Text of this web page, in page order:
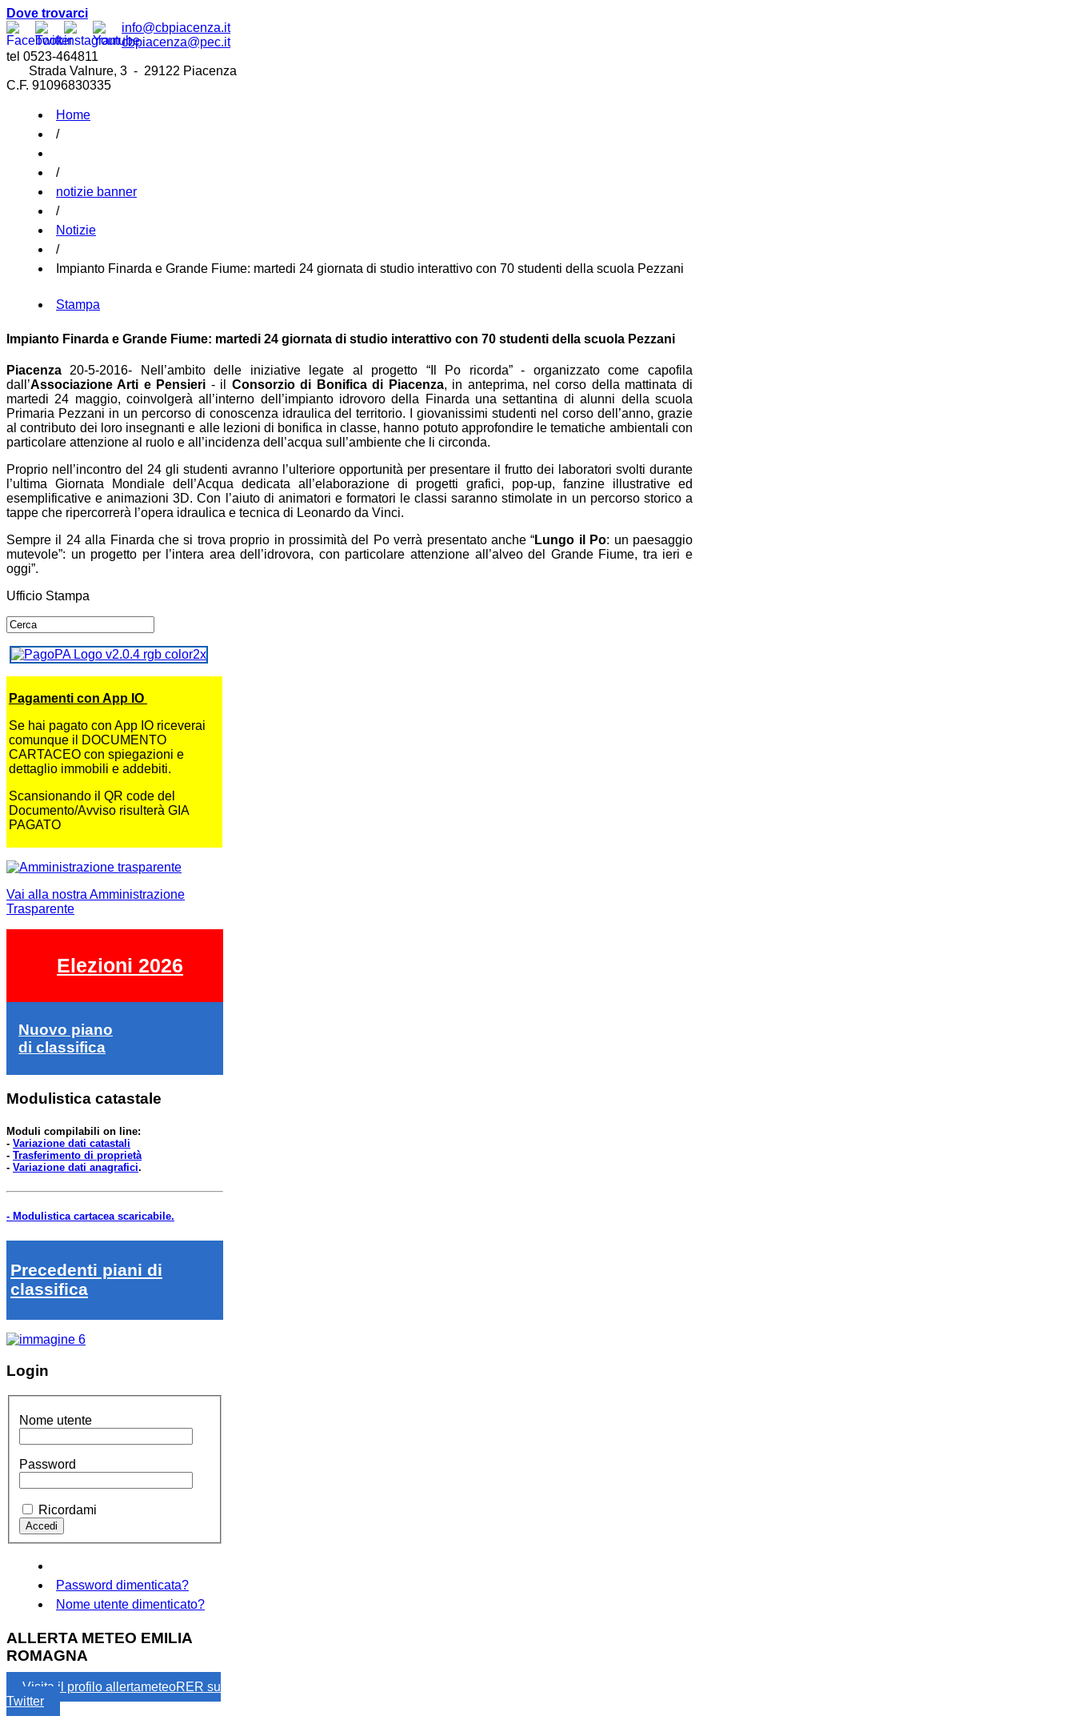
Dove trovarci
info@cbpiacenza.it
cbpiacenza@pec.it
tel 0523-464811
Strada Valnure, 3 - 29122 Piacenza
C.F. 91096830335
Home
/
/
notizie banner
/
Notizie
/
Impianto Finarda e Grande Fiume: martedi 24 giornata di studio interattivo con 70 studenti della scuola Pezzani
Stampa
Impianto Finarda e Grande Fiume: martedi 24 giornata di studio interattivo con 70 studenti della scuola Pezzani
Piacenza 20-5-2016- Nell’ambito delle iniziative legate al progetto “Il Po ricorda” - organizzato come capofila
dall’Associazione Arti e Pensieri - il Consorzio di Bonifica di Piacenza, in anteprima, nel corso della mattinata di
martedi 24 maggio, coinvolgerà all’interno dell’impianto idrovoro della Finarda una settantina di alunni della scuola
Primaria Pezzani in un percorso di conoscenza idraulica del territorio. I giovanissimi studenti nel corso dell’anno, grazie
al contributo dei loro insegnanti e alle lezioni di bonifica in classe, hanno potuto approfondire le tematiche ambientali con
particolare attenzione al ruolo e all’incidenza dell’acqua sull’ambiente che li circonda.
Proprio nell’incontro del 24 gli studenti avranno l’ulteriore opportunità per presentare il frutto dei laboratori svolti durante
l’ultima Giornata Mondiale dell’Acqua dedicata all’elaborazione di progetti grafici, pop-up, fanzine illustrative ed
esemplificative e animazioni 3D. Con l’aiuto di animatori e formatori le classi saranno stimolate in un percorso storico a
tappe che ripercorrerà l’opera idraulica e tecnica di Leonardo da Vinci.
Sempre il 24 alla Finarda che si trova proprio in prossimità del Po verrà presentato anche “Lungo il Po: un paesaggio
mutevole”: un progetto per l’intera area dell’idrovora, con particolare attenzione all’alveo del Grande Fiume, tra ieri e
oggi”.
Ufficio Stampa
Pagamenti con App IO
Se hai pagato con App IO riceverai
comunque il DOCUMENTO
CARTACEO con spiegazioni e
dettaglio immobili e addebiti.
Scansionando il QR code del
Documento/Avviso risulterà GIA
PAGATO
Vai alla nostra Amministrazione
Trasparente
Elezioni 2026
Nuovo piano
di classifica
Modulistica catastale
Moduli compilabili on line:
- Variazione dati catastali
- Trasferimento di proprietà
- Variazione dati anagrafici.
- Modulistica cartacea scaricabile.
Precedenti piani di
classifica
Login
Nome utente
Password
Ricordami
Password dimenticata?
Nome utente dimenticato?
ALLERTA METEO EMILIA
ROMAGNA
Visita il profilo allertameteoRER su
Twitter